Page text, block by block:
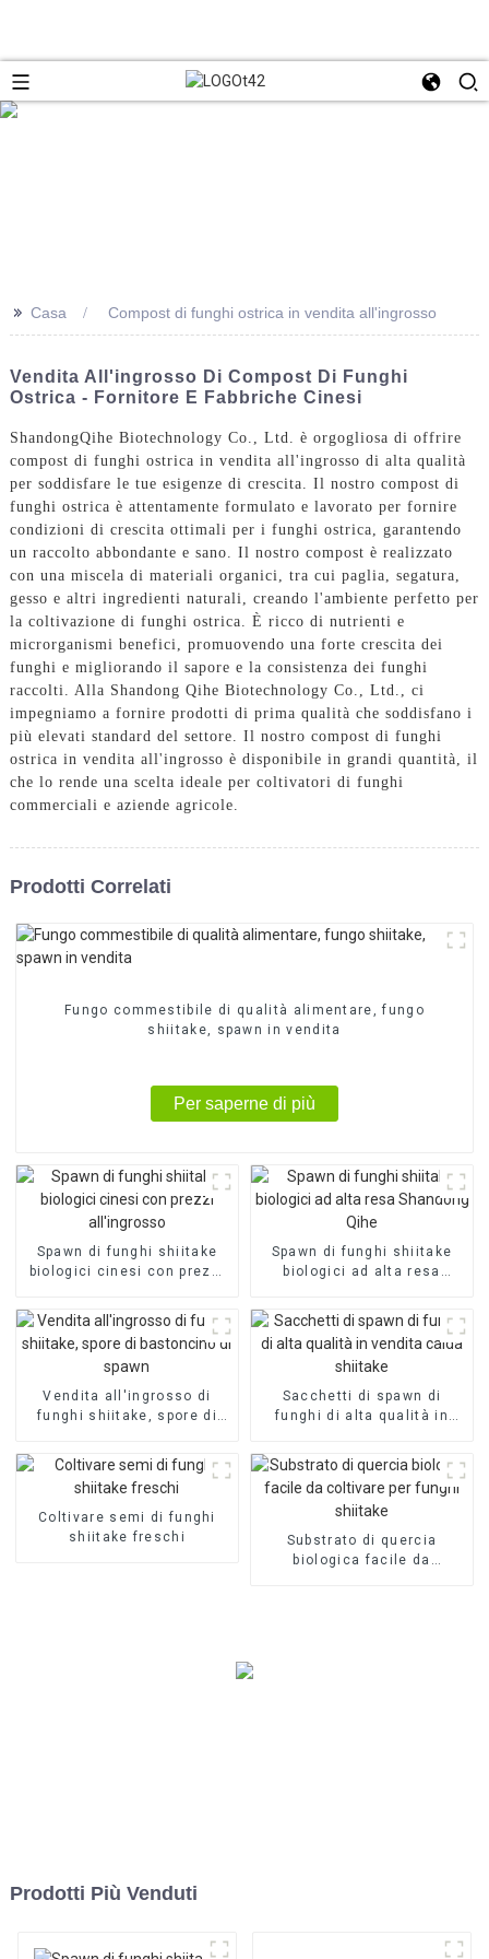
>> Casa Compost di funghi ostrica in vendita all'ingrosso
Vendita All'ingrosso Di Compost Di Funghi
Ostrica - Fornitore E Fabbriche Cinesi
ShandongQihe Biotechnology Co., Ltd. è orgogliosa di offrire
compost di funghi ostrica in vendita all'ingrosso di alta qualità
per soddisfare le tue esigenze di crescita. Il nostro compost di
funghi ostrica è attentamente formulato e lavorato per fornire
condizioni di crescita ottimali per i funghi ostrica, garantendo
un raccolto abbondante e sano. Il nostro compost è realizzato
con una miscela di materiali organici, tra cui paglia, segatura,
gesso e altri ingredienti naturali, creando l'ambiente perfetto per
la coltivazione di funghi ostrica. È ricco di nutrienti e
microrganismi benefici, promuovendo una forte crescita dei
funghi e migliorando il sapore e la consistenza dei funghi
raccolti. Alla Shandong Qihe Biotechnology Co., Ltd., ci
impegniamo a fornire prodotti di prima qualità che soddisfano i
più elevati standard del settore. Il nostro compost di funghi
ostrica in vendita all'ingrosso è disponibile in grandi quantità, il
che lo rende una scelta ideale per coltivatori di funghi
commerciali e aziende agricole.
Prodotti Correlati
Fungo commestibile di qualità alimentare, fungo
shiitake, spawn in vendita
Per saperne di più
Spawn di funghi shiitake
biologici cinesi con prezzi
Spawn di funghi shiitake
biologici ad alta resa
Vendita all'ingrosso di
funghi shiitake, spore di
Sacchetti di spawn di
funghi di alta qualità in
Coltivare semi di funghi
shiitake freschi
Substrato di quercia
biologica facile da
Prodotti Più Venduti